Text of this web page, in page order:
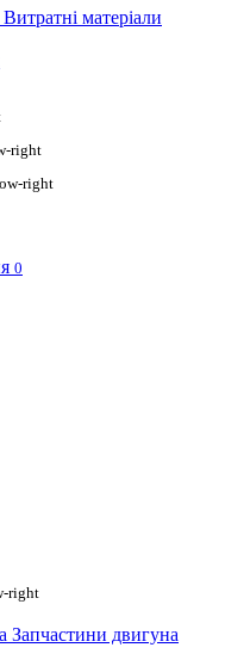
Витратні матеріали
0
Запчастини двигуна